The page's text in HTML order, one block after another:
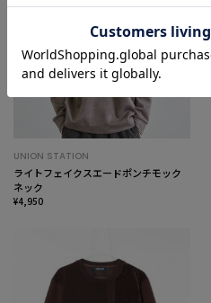
UNION STATION
ライトフェイクスエードポンチモック
ネック
¥4,950